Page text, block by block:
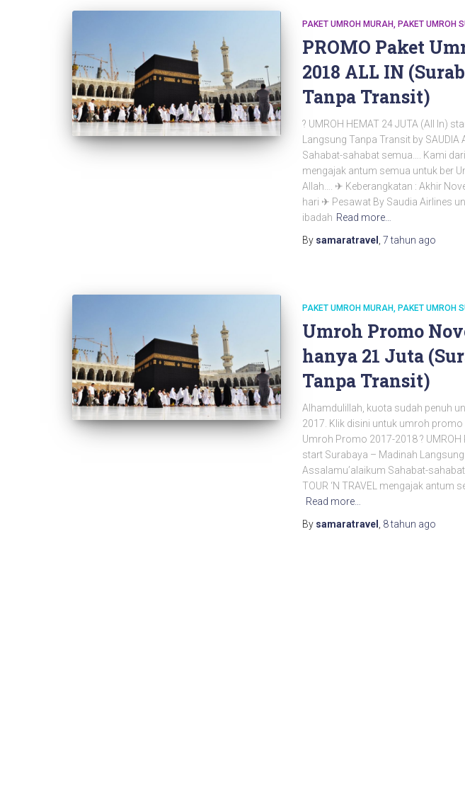
PAKET UMROH MURAH PAKET UMROH
PROMO Paket
2018 ALL IN
Tanpa Transit)
? UMROH HEMAT 24 JUTA (All In)
Langsung Tanpa Transit by
Sahabat-sahabat semua…. Kami dari
mengajak antum semua untuk ber
Allah…. ✈ Keberangkatan : Akhir
hari ✈ Pesawat By Saudia Airlines
ibadah Read more…
By samaratravel 7 tahun ago
PAKET UMROH MURAH PAKET UMROH
Umroh Promo
hanya 21 Juta
Tanpa Transit)
Alhamdulillah, kuota sudah penuh
2017. Klik disini untuk umroh promo
Umroh Promo 2017-2018 ? UMROH
start Surabaya – Madinah
Assalamu’alaikum Sahabat-
TOUR ‘N TRAVEL mengajak antum
Read more…
By samaratravel 8 tahun ago